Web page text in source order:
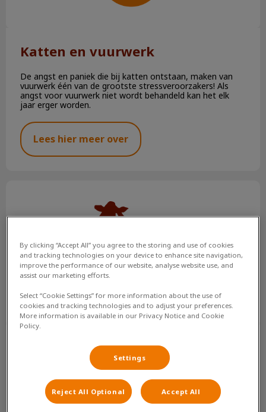
Katten en vuurwerk
De angst en paniek die bij katten ontstaan, maken van
vuurwerk één van de grootste stressveroorzakers! Als
angst voor vuurwerk niet wordt behandeld kan het elk
jaar erger worden.
Lees hier meer over
Honden en vuurwerk
De angst en paniek die honden ervaren bij de
onverwachte harde knallen en felle lichtflitsen tijdens Oud
en Nieuw, maakt van vuurwerk één van de grootste
stressveroorzakers!
By clicking “Accept All” you agree to the storing and use of cookies
and tracking technologies on your device to enhance site navigation,
improve the performance of our website, analyse website use, and
assist our marketing efforts.
Select “Cookie Settings” for more information about the use of
cookies and tracking technologies and to adjust your preferences.
More information is available in our Privacy Notice and Cookie
Policy.
Settings
Reject All Optional Accept All